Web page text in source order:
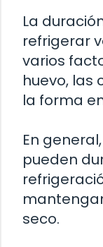
La
refrigerar
varios
huevo, las
la forma
En
pueden
seco.